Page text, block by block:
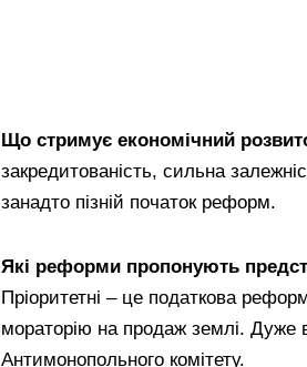
Що стримує економічний
закредитованість, сильна
занадто пізній початок реформ.
Які реформи пропонують
Пріоритетні – це податкова
мораторію на продаж землі.
Антимонопольного комітету.